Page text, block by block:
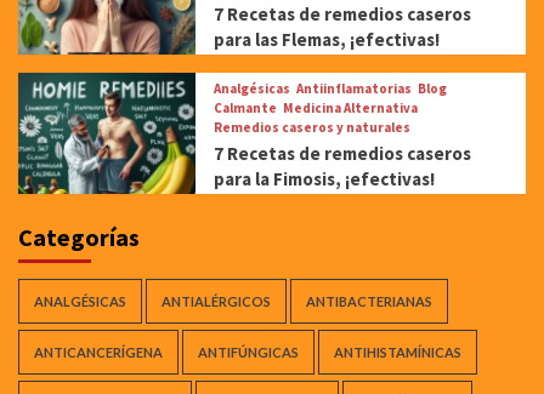
7 Recetas de remedios caseros
para las Flemas, ¡efectivas!
Analgésicas Antiinflamatorias Blog
Calmante Medicina Alternativa
Remedios caseros y naturales
7 Recetas de remedios caseros
para la Fimosis, ¡efectivas!
Categorías
ANALGÉSICAS ANTIALÉRGICOS ANTIBACTERIANAS
ANTICANCERÍGENA ANTIFÚNGICAS ANTIHISTAMÍNICAS